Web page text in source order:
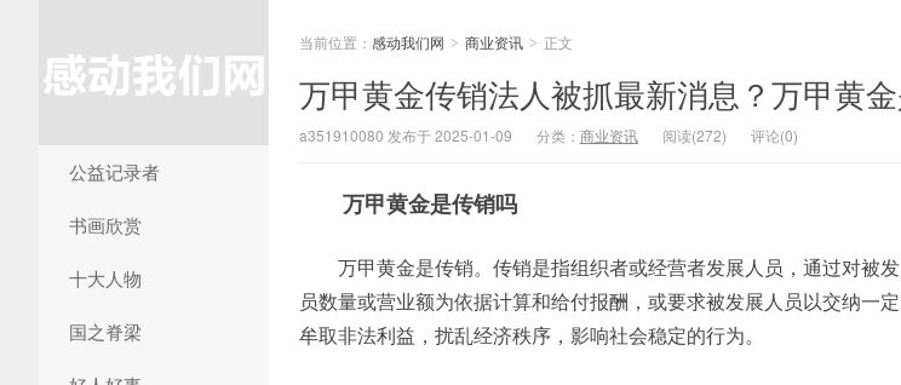
公益记录者
书画欣赏
十大人物
国之脊梁
当前位置： 感动我们网 > 商业资讯 > 正文
万甲黄金传销法人被抓最新消息？万甲黄
a351910080 发布于 2025-01-09 分类： 商业资讯 阅读(272) 评论(0)
万甲黄金是传销吗
万甲黄金是传销。传销是指组织者或经营者发展人员，通过对被
员数量或营业额为依据计算和给付报酬，或要求被发展人员以交纳一
牟取非法利益，扰乱经济秩序，影响社会稳定的行为。